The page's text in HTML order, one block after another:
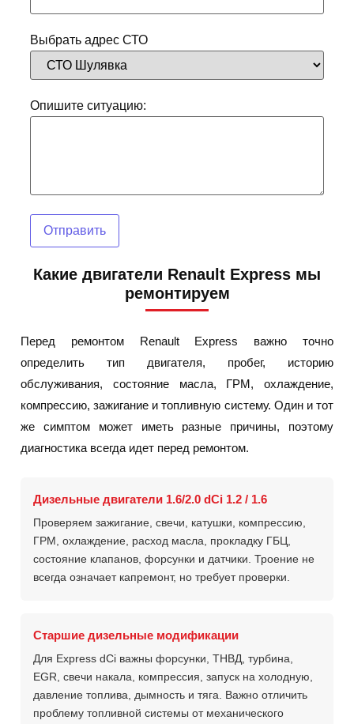
Выбрать адрес СТО
Опишите ситуацию:
Отправить
Какие двигатели Renault Express мы
ремонтируем
Перед ремонтом Renault Express важно точно
определить тип двигателя, пробег, историю
обслуживания, состояние масла, ГРМ, охлаждение,
компрессию, зажигание и топливную систему. Один и тот
же симптом может иметь разные причины, поэтому
диагностика всегда идет перед ремонтом.
Дизельные двигатели 1.6/2.0 dCi 1.2 / 1.6
Проверяем зажигание, свечи, катушки, компрессию,
ГРМ, охлаждение, расход масла, прокладку ГБЦ,
состояние клапанов, форсунки и датчики. Троение не
всегда означает капремонт, но требует проверки.
Старшие дизельные модификации
Для Express dCi важны форсунки, ТНВД, турбина,
EGR, свечи накала, компрессия, запуск на холодную,
давление топлива, дымность и тяга. Важно отличить
проблему топливной системы от механического